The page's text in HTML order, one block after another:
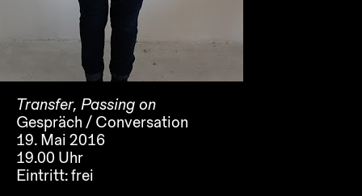
Transfer, Passing on
Gespräch / Conversation
19. Mai 2016
19.00 Uhr
Eintritt:frei